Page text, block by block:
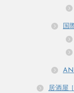
国
居酒屋